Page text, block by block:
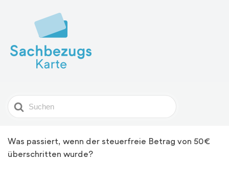
Search
For
Was passiert, wenn der steuerfreie Betrag von 50€
überschritten wurde?